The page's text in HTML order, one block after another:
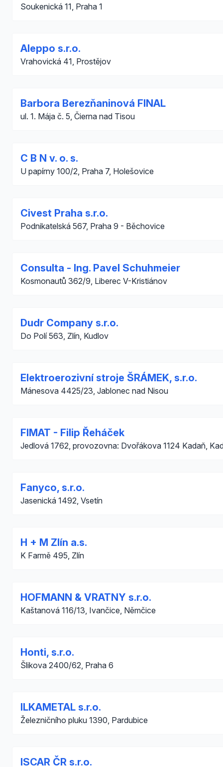
Soukenická 11, Praha 1
Aleppo s.r.o.
Vrahovická 41, Prostějov
Barbora Berezňaninová FINAL
ul. 1. Mája č. 5, Čierna nad Tisou
C B N v. o. s.
U papírny 100/2, Praha 7, Holešovice
Civest Praha s.r.o.
Podnikatelská 567, Praha 9 - Běchovice
Consulta - Ing. Pavel Schuhmeier
Kosmonautů 362/9, Liberec V-Kristiánov
Dudr Company s.r.o.
Do Polí 563, Zlín, Kudlov
Elektroerozivní stroje ŠRÁMEK, s.r.o.
Mánesova 4425/23, Jablonec nad Nisou
FIMAT - Filip Řeháček
Jedlová 1762, provozovna: Dvořákova 1124 Kadaň,
Fanyco, s.r.o.
Jasenická 1492, Vsetín
H + M Zlín a.s.
K Farmě 495, Zlín
HOFMANN & VRATNY s.r.o.
Kaštanová 116/13, Ivančice, Němčice
Honti, s.r.o.
Šlikova 2400/62, Praha 6
ILKAMETAL s.r.o.
Železničního pluku 1390, Pardubice
ISCAR ČR s.r.o.